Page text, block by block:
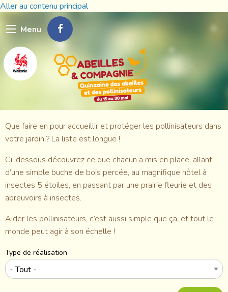
Aller au contenu principal
Menu
Que faire en pour accueillir et protéger les pollinisateurs dans
votre jardin ? La liste est longue !
Ci-dessous découvrez ce que chacun a mis en place, allant
d’une simple buche de bois percée, au magnifique hôtel à
insectes 5 étoiles, en passant par une prairie fleurie et des
abreuvoirs à insectes.
Aider les pollinisateurs, c’est aussi simple que ça, et tout le
monde peut agir à son échelle !
Type de réalisation